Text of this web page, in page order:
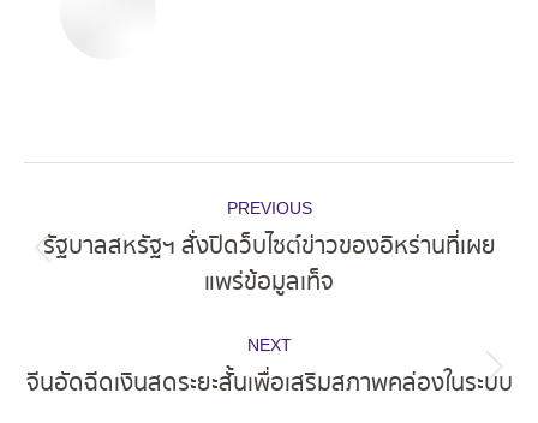
navigation
PREVIOUS
Previous
post:
รัฐบาลสหรัฐฯ สั่งปิดว็บไซต์ข่าวของอิหร่านที่เผย
แพร่ข้อมูลเท็จ
NEXT
Next
จีนอัดฉีดเงินสดระยะสั้นเพื่อเสริมสภาพคล่องในระบบ